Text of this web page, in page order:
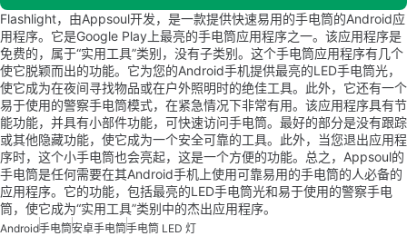
Flashlight，由Appsoul开发，是一款提供快速易用的手电筒的Android应
用程序。它是Google Play上最亮的手电筒应用程序之一。该应用程序是
免费的，属于“实用工具”类别，没有子类别。这个手电筒应用程序有几个
使它脱颖而出的功能。它为您的Android手机提供最亮的LED手电筒光，
使它成为在夜间寻找物品或在户外照明时的绝佳工具。此外，它还有一个
易于使用的警察手电筒模式，在紧急情况下非常有用。该应用程序具有节
能功能，并具有小部件功能，可快速访问手电筒。最好的部分是没有跟踪
或其他隐藏功能，使它成为一个安全可靠的工具。此外，当您退出应用程
序时，这个小手电筒也会亮起，这是一个方便的功能。总之，Appsoul的
手电筒是任何需要在其Android手机上使用可靠易用的手电筒的人必备的
应用程序。它的功能，包括最亮的LED手电筒光和易于使用的警察手电
筒，使它成为“实用工具”类别中的杰出应用程序。
Android手电筒安卓手电筒手电筒 LED 灯